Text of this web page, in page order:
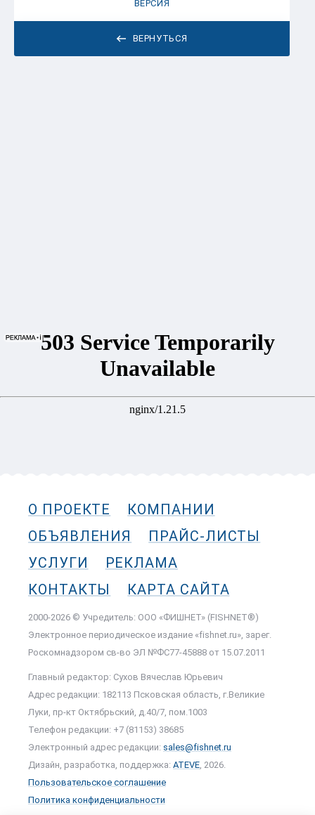
ВЕРНУТЬСЯ
ВЕРСИЯ
О ПРОЕКТЕ
КОМПАНИИ
ОБЪЯВЛЕНИЯ
ПРАЙС-ЛИСТЫ
УСЛУГИ
РЕКЛАМА
КОНТАКТЫ
КАРТА САЙТА
2000-2026 © Учредитель: ООО «ФИШНЕТ» (FISHNET®)
Электронное периодическое издание «fishnet.ru», зарег.
Роскомнадзором cв-во ЭЛ №ФС77-45888 от 15.07.2011
Главный редактор: Сухов Вячеслав Юрьевич
Адрес редакции: 182113 Псковская область, г.Великие
Луки, пр-кт Октябрьский, д.40/7, пом.1003
Телефон редакции: +7 (81153) 38685
Электронный адрес редакции: sales@fishnet.ru
Дизайн, разработка, поддержка: ATEVE , 2026.
Пользовательское соглашение
Политика конфиденциальности